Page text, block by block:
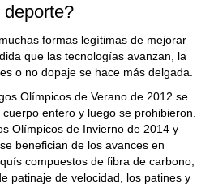
formas legítimas de mejorar
que las tecnologías avanzan, la
o no dopaje se hace más delgada.
Olímpicos de Verano de 2012 se
entero y luego se prohibieron.
Olímpicos de Invierno de 2014 y
benefician de los avances en
compuestos de fibra de carbono,
patinaje de velocidad, los patines y